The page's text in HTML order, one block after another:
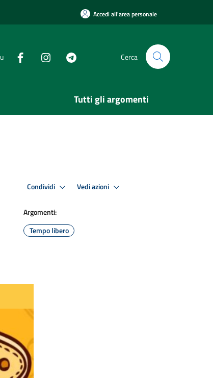
Accedi all'area personale
Cerca
Tutti gli argomenti
Condividi Vedi azioni
Argomenti:
Tempo libero